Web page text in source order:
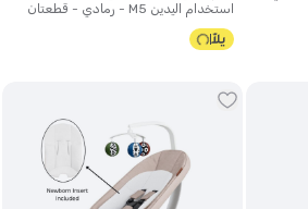
استخدام اليدين M5 - رمادي - قطعتان